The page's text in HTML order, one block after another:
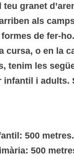
granet
als
de fer-
cursa, o en la
tenim les
infantil i adults.
500 metres.
500